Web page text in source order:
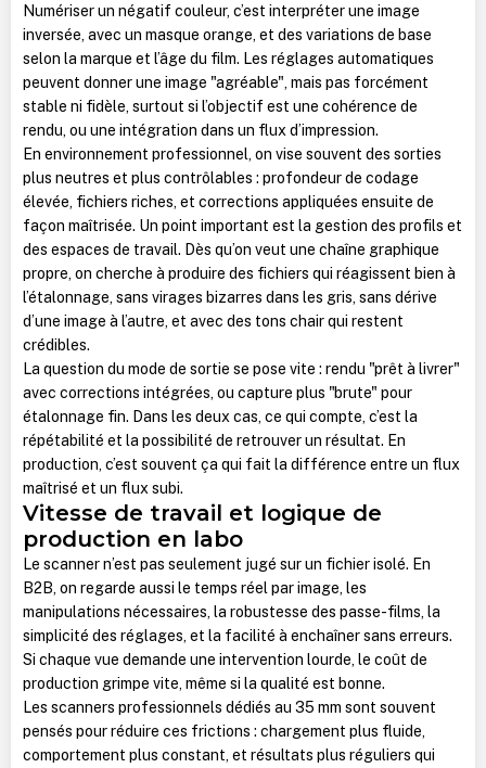
Numériser un négatif couleur, c’est interpréter une image
inversée, avec un masque orange, et des variations de base
selon la marque et l’âge du film. Les réglages automatiques
peuvent donner une image "agréable", mais pas forcément
stable ni fidèle, surtout si l’objectif est une cohérence de
rendu, ou une intégration dans un flux d’impression.
En environnement professionnel, on vise souvent des sorties
plus neutres et plus contrôlables : profondeur de codage
élevée, fichiers riches, et corrections appliquées ensuite de
façon maîtrisée. Un point important est la gestion des profils et
des espaces de travail. Dès qu’on veut une chaîne graphique
propre, on cherche à produire des fichiers qui réagissent bien à
l’étalonnage, sans virages bizarres dans les gris, sans dérive
d’une image à l’autre, et avec des tons chair qui restent
crédibles.
La question du mode de sortie se pose vite : rendu "prêt à livrer"
avec corrections intégrées, ou capture plus "brute" pour
étalonnage fin. Dans les deux cas, ce qui compte, c’est la
répétabilité et la possibilité de retrouver un résultat. En
production, c’est souvent ça qui fait la différence entre un flux
maîtrisé et un flux subi.
Vitesse de travail et logique de
production en labo
Le scanner n’est pas seulement jugé sur un fichier isolé. En
B2B, on regarde aussi le temps réel par image, les
manipulations nécessaires, la robustesse des passe-films, la
simplicité des réglages, et la facilité à enchaîner sans erreurs.
Si chaque vue demande une intervention lourde, le coût de
production grimpe vite, même si la qualité est bonne.
Les scanners professionnels dédiés au 35 mm sont souvent
pensés pour réduire ces frictions : chargement plus fluide,
comportement plus constant, et résultats plus réguliers qui